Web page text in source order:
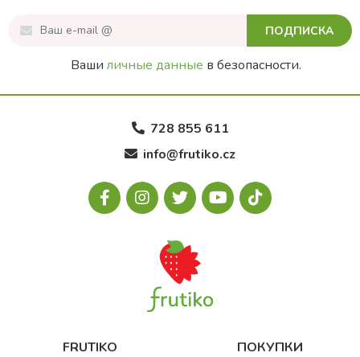
ПОДПИСКА
Ваши личные данные в безопасности.
728 855 611
info@frutiko.cz
FRUTIKO ПОКУПКИ